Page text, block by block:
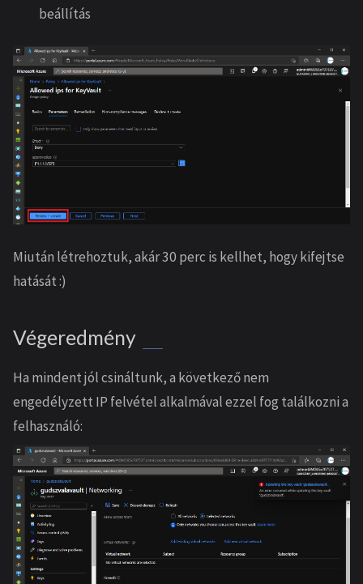
beállítás
Miután létrehoztuk, akár 30 perc is kellhet, hogy kifejtse
hatását :)
Végeredmény
Ha mindent jól csináltunk, a következő nem
engedélyzett IP felvétel alkalmával ezzel fog találkozni a
felhasználó: